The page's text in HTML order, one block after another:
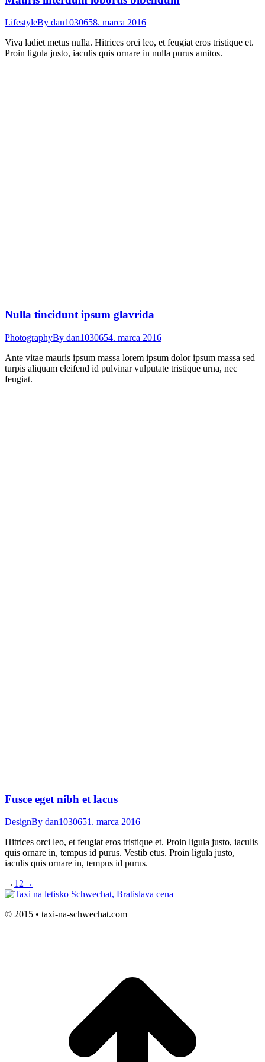
LifestyleBy dan1030658. marca 2016
Viva ladiet metus nulla. Hitrices orci leo, et feugiat eros tristique et.
Proin ligula justo, iaculis quis ornare in nulla purus amitos.
Nulla tincidunt ipsum glavrida
PhotographyBy dan1030654. marca 2016
Ante vitae mauris ipsum massa lorem ipsum dolor ipsum massa sed
turpis aliquam eleifend id pulvinar vulputate tristique urna, nec
feugiat.
Fusce eget nibh et lacus
DesignBy dan1030651. marca 2016
Hitrices orci leo, et feugiat eros tristique et. Proin ligula justo, iaculis
quis ornare in, tempus id purus. Vestib etus. Proin ligula justo,
iaculis quis ornare in, tempus id purus.
→ 1 2 →
© 2015 • taxi-na-schwechat.com